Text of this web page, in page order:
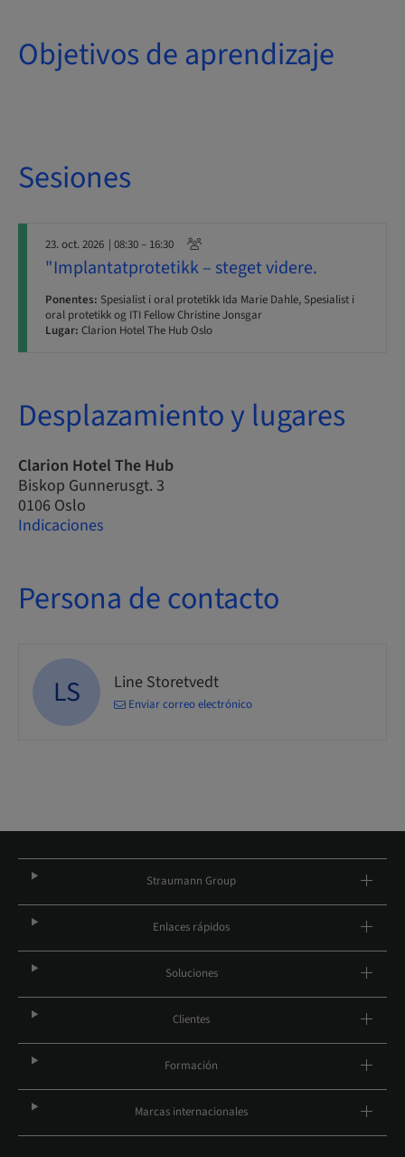
Objetivos de aprendizaje
Sesiones
23. oct. 2026 | 08:30 – 16:30
"Implantatprotetikk – steget videre.
Ponentes: Spesialist i oral protetikk Ida Marie Dahle, Spesialist i
oral protetikk og ITI Fellow Christine Jonsgar
Lugar: Clarion Hotel The Hub Oslo
Desplazamiento y lugares
Clarion Hotel The Hub
Biskop Gunnerusgt. 3
0106 Oslo
Indicaciones
Persona de contacto
LS Line Storetvedt
Enviar correo electrónico
Straumann Group
Enlaces rápidos
Soluciones
Clientes
Formación
Marcas internacionales